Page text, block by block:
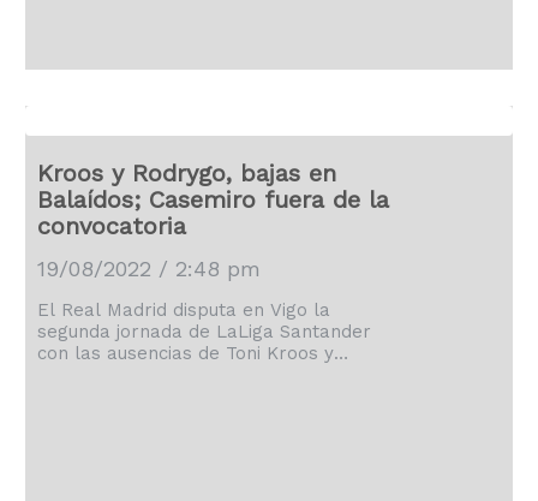
Kroos y Rodrygo, bajas en
Balaídos; Casemiro fuera de la
convocatoria
19/08/2022 / 2:48 pm
El Real Madrid disputa en Vigo la
segunda jornada de LaLiga Santander
con las ausencias de Toni Kroos y